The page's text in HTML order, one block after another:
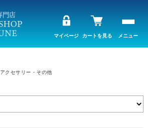
メニュー
カートを見る
マイページ
アクセサリー・その他